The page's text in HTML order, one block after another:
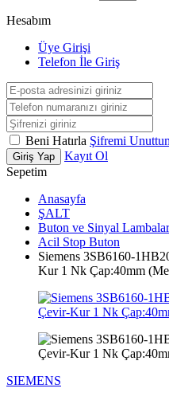
Hesabım
Üye Girişi
Telefon İle Giriş
Beni Hatırla Şifremi
Giriş Yap
Kayıt Ol
Sepetim
Anasayfa
ŞALT
Buton ve Sinyal
Acil Stop Buton
Siemens 3SB6160-
Kur 1 Nk Çap:40mm
SIEMENS